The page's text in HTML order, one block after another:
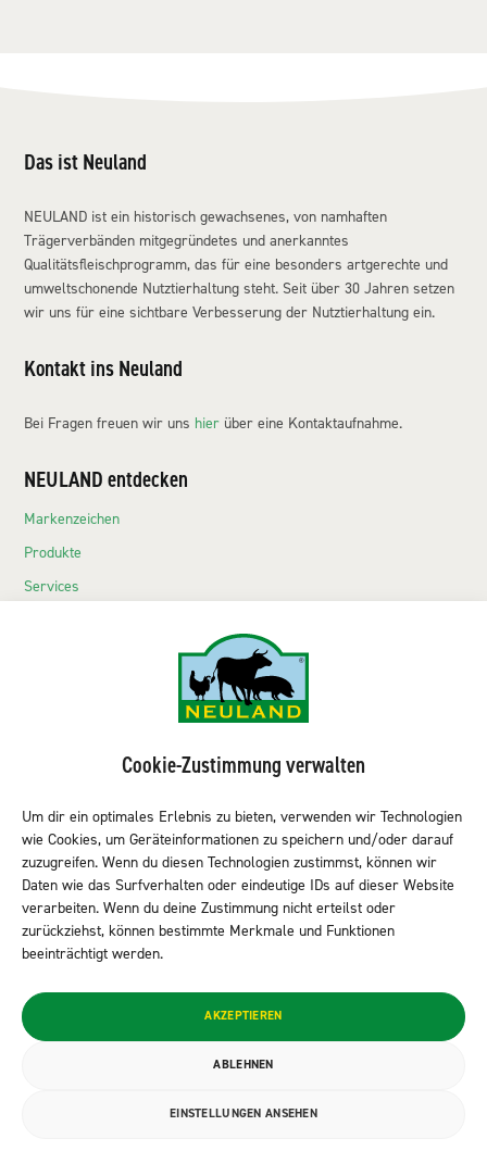
Cookie-Zustimmung verwalten
Um dir ein optimales Erlebnis zu bieten, verwenden wir Technologien
wie Cookies, um Geräteinformationen zu speichern und/oder darauf
zuzugreifen. Wenn du diesen Technologien zustimmst, können wir
Daten wie das Surfverhalten oder eindeutige IDs auf dieser Website
verarbeiten. Wenn du deine Zustimmung nicht erteilst oder
zurückziehst, können bestimmte Merkmale und Funktionen
beeinträchtigt werden.
AKZEPTIEREN
ABLEHNEN
EINSTELLUNGEN ANSEHEN
Das ist Neuland
NEULAND ist ein historisch gewachsenes, von namhaften
Trägerverbänden mitgegründetes und anerkanntes
Qualitätsfleischprogramm, das für eine besonders artgerechte und
umweltschonende Nutztierhaltung steht. Seit über 30 Jahren setzen
wir uns für eine sichtbare Verbesserung der Nutztierhaltung ein.
Kontakt ins Neuland
Bei Fragen freuen wir uns hier über eine Kontaktaufnahme.
NEULAND entdecken
Markenzeichen
Produkte
Services
Sortiment Kantine & Gastro
NEULAND finden
Neuland folgen
© 2026 NEULAND Fleischvertriebs GmbH